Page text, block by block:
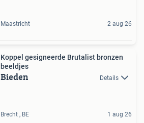
Maastricht 2 aug 26
Koppel gesigneerde Brutalist bronzen
beeldjes
Bieden Details
Brecht , BE 1 aug 26